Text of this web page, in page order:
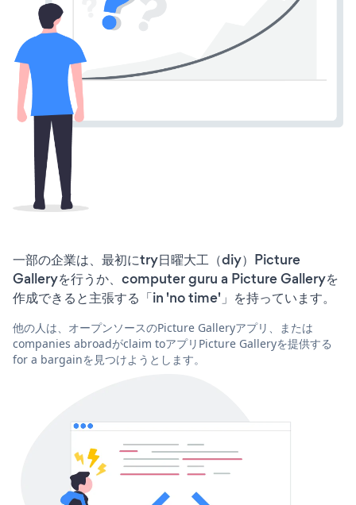
一部の企業は、最初にtry日曜大工（diy）Picture
Galleryを行うか、computer guru a Picture Galleryを
作成できると主張する「in 'no time'」を持っています。
他の人は、オープンソースのPicture Galleryアプリ、または
companies abroadがclaim toアプリPicture Galleryを提供する
for a bargainを見つけようとします。